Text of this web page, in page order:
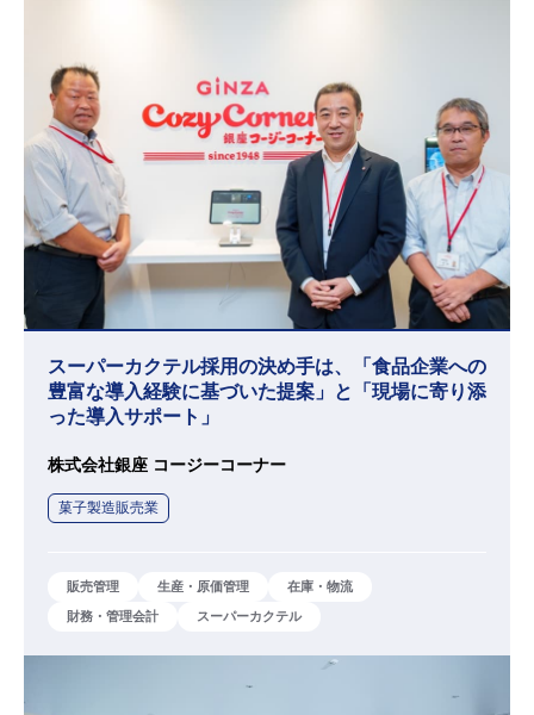
スーパーカクテル採用の決め手は、「食品企業への
豊富な導入経験に基づいた提案」と「現場に寄り添
った導入サポート」
株式会社銀座 コージーコーナー
菓子製造販売業
販売管理 生産・原価管理 在庫・物流
財務・管理会計 スーパーカクテル